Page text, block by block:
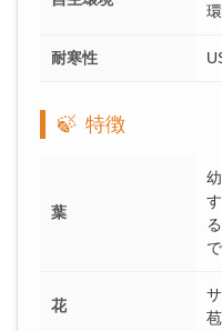
耐寒性
🍃 特徴
葉
花